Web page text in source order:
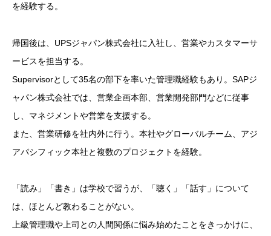
を経験する。
帰国後は、UPSジャパン株式会社に入社し、営業やカスタマーサ
ービスを担当する。
Supervisorとして35名の部下を率いた管理職経験もあり。SAPジ
ャパン株式会社では、営業企画本部、営業開発部門などに従事
し、マネジメントや営業を支援する。
また、営業研修を社内外に行う。本社やグローバルチーム、アジ
アパシフィック本社と複数のプロジェクトを経験。
「読み」「書き」は学校で習うが、「聴く」「話す」について
は、ほとんど教わることがない。
上級管理職や上司との人間関係に悩み始めたことをきっかけに、